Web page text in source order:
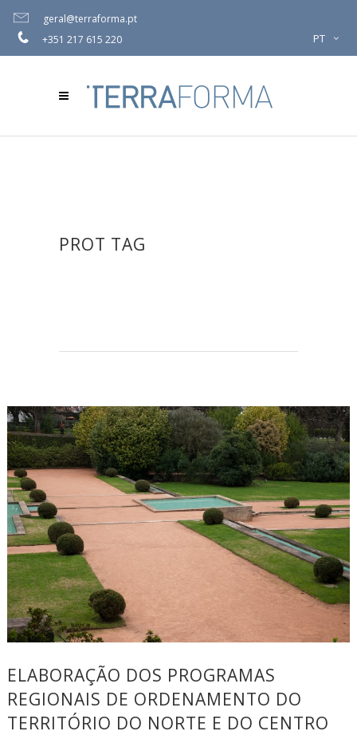
geral@terraforma.pt
+351 217 615 220
PT
PROT TAG
ELABORAÇÃO DOS PROGRAMAS
REGIONAIS DE ORDENAMENTO DO
TERRITÓRIO DO NORTE E DO CENTRO